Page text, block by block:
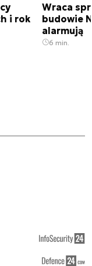
i rok
Wraca
budowie
alarmują
6 min.